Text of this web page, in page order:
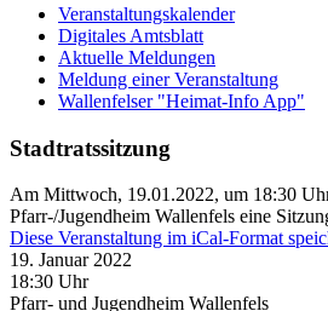
Veranstaltungskalender
Digitales Amtsblatt
Aktuelle Meldungen
Meldung einer Veranstaltung
Wallenfelser "Heimat-Info App"
Stadtratssitzung
Am Mittwoch, 19.01.2022, um 18:30
Pfarr-/Jugendheim Wallenfels eine
Diese Veranstaltung im iCal-Format
19. Januar 2022
18:30 Uhr
Pfarr- und Jugendheim Wallenfels